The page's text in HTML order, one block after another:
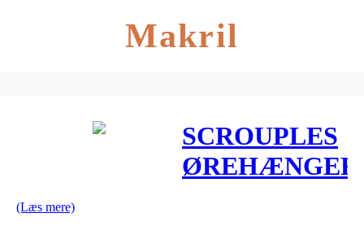
Makril
SCROUPLES
(Læs mere)